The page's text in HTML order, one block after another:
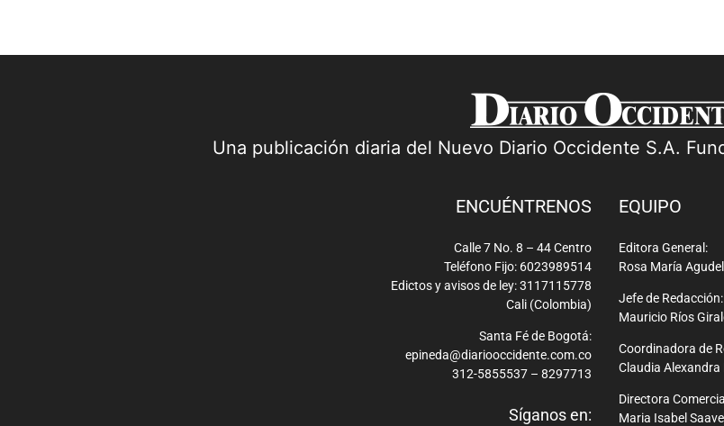
Una publicación diaria del Nuevo Diario Occidente S.A.
ENCUÉNTRENOS
Calle 7 No. 8 – 44 Centro
Teléfono Fijo: 6023989514
Edictos y avisos de ley: 3117115778
Cali (Colombia)
Santa Fé de Bogotá:
epineda@diariooccidente.com.co
312-5855537 – 8297713
Síganos en:
EQUIPO
Editora General:
Rosa María
Jefe de Redacción:
Mauricio Ríos
Coordinadora de
Claudia Alexandra
Directora
Maria Isabel